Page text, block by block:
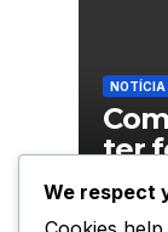
NOTÍCIA
ter
We respect